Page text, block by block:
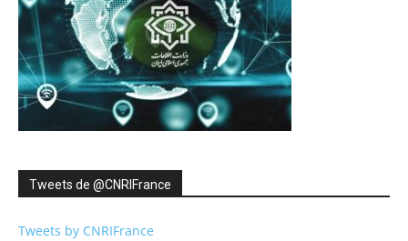
Tweets de ‎@CNRIFrance
Tweets by CNRIFrance